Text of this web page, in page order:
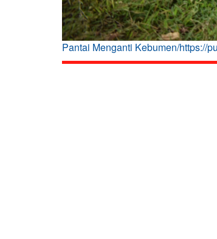
Pantai Menganti Kebumen/https://